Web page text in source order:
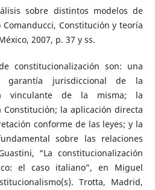
sobre distintos modelos de
Comanducci, Constitución y teoría
2007, p. 37 y ss.
constitucionalización son: una
garantía jurisdiccional de la
vinculante de la misma; la
la aplicación directa
conforme de las leyes; y la
sobre las relaciones
“La constitucionalización
el caso italiano”, en Miguel
Trotta, Madrid,